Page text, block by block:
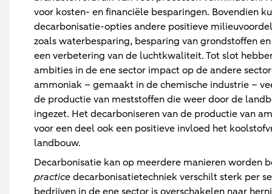
voor kosten- en financiële besparingen. Bovendien
decarbonisatie-opties andere positieve
zoals waterbesparing, besparing van grondstoffen
een verbetering van de luchtkwaliteit. Tot slot
ambities in de ene sector impact op de andere
ammoniak – gemaakt in de chemische industrie –
de productie van meststoffen die weer door de
ingezet. Het decarboniseren van de productie van
voor een deel ook een positieve invloed het
landbouw.
Decarbonisatie kan op meerdere manieren worden
practicedecarbonisatietechniek verschilt sterk per